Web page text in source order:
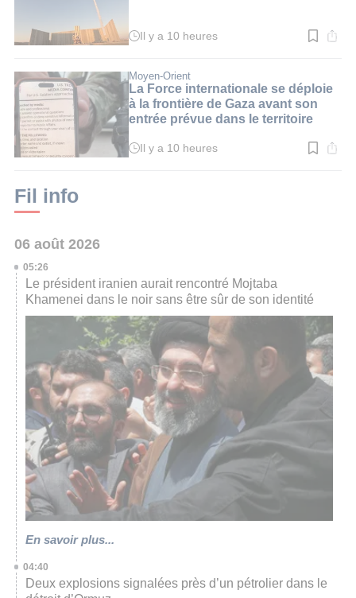
Temps
:
3
min.
Il y a 10 heures
Moyen-Orient
La Force internationale se déploie
à la frontière de Gaza avant son
entrée prévue dans le territoire
Temps
Il y a 10 heures
Fil info
06 août 2026
05:26
Le président iranien aurait rencontré Mojtaba
Khamenei dans le noir sans être sûr de son identité
En savoir plus...
04:40
Deux explosions signalées près d’un pétrolier dans le